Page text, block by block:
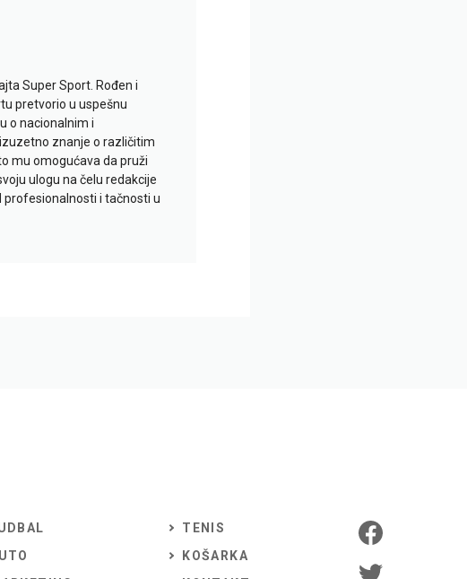
Super Sport. Rođen i
pretvorio u uspešnu
o nacionalnim i
znanje o različitim
mu omogućava da pruži
ulogu na čelu redakcije
profesionalnosti i tačnosti u
TENIS
KOŠARKA